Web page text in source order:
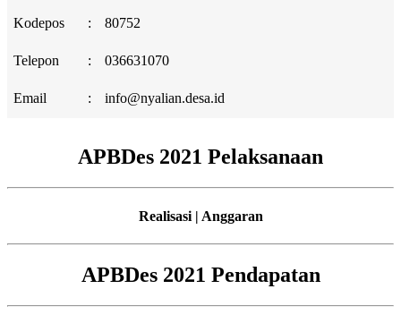
Kodepos : 80752
Telepon : 036631070
Email : info@nyalian.desa.id
APBDes 2021 Pelaksanaan
Realisasi | Anggaran
APBDes 2021 Pendapatan